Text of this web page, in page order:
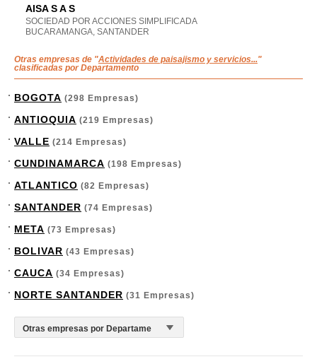
AISA S A S
SOCIEDAD POR ACCIONES SIMPLIFICADA
BUCARAMANGA, SANTANDER
Otras empresas de "Actividades de paisajismo y servicios..."
clasificadas por Departamento
BOGOTA (298 Empresas)
ANTIOQUIA (219 Empresas)
VALLE (214 Empresas)
CUNDINAMARCA (198 Empresas)
ATLANTICO (82 Empresas)
SANTANDER (74 Empresas)
META (73 Empresas)
BOLIVAR (43 Empresas)
CAUCA (34 Empresas)
NORTE SANTANDER (31 Empresas)